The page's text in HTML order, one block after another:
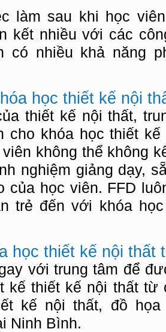
làm sau khi học
kết nhiều với các
có nhiều khả năng
học thiết kế nội
thiết kế nội thất,
cho khóa học thiết
không thể không
nghiệm giảng dạy,
của học viên. FFD
trẻ đến với khóa
học thiết kế nội thất
với trung tâm để
kế thiết kế nội thất từ
kế nội thất, đồ
Ninh Bình.